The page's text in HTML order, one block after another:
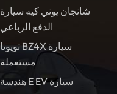
شانجان يوني كيه سيارة
الدفع الرباعي
تويوتا BZ4X سيارة
مستعملة
هندسة E EV سيارة